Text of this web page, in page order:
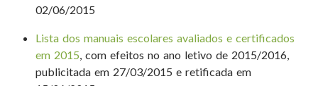
02/06/2015
Lista dos manuais escolares avaliados e certificados
em 2015, com efeitos no ano letivo de 2015/2016,
publicitada em 27/03/2015 e retificada em